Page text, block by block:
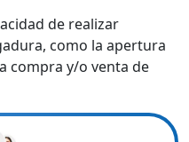
de realizar
como la apertura
compra y/o venta de